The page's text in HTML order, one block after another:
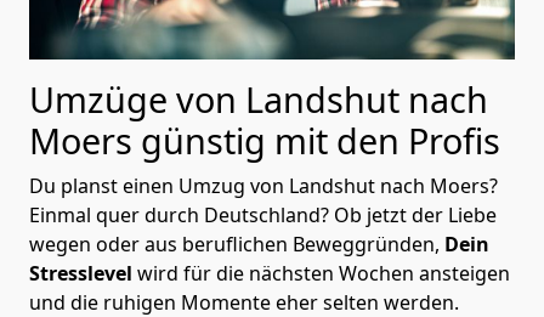
Umzüge von Landshut nach
Moers günstig mit den Profis
Du planst einen Umzug von Landshut nach Moers?
Einmal quer durch Deutschland? Ob jetzt der Liebe
wegen oder aus beruflichen Beweggründen, Dein
Stresslevel wird für die nächsten Wochen ansteigen
und die ruhigen Momente eher selten werden.